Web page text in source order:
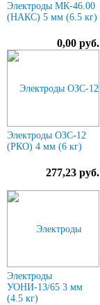
Электроды МК-46.00
(НАКС) 5 мм (6.5 кг)
0,00 руб.
Электроды ОЗС-12
(РКО) 4 мм (6 кг)
277,23 руб.
Электроды
УОНИ-13/65 3 мм
(4.5 кг)